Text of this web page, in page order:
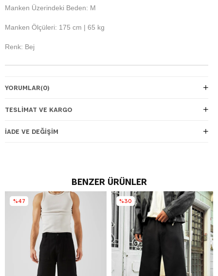
Manken Üzerindeki Beden: M
Manken Ölçüleri: 175 cm | 65 kg
Renk: Bej
YORUMLAR(0)
TESLIMAT VE KARGO
İADE VE DEĞIŞIM
BENZER ÜRÜNLER
%47 %30